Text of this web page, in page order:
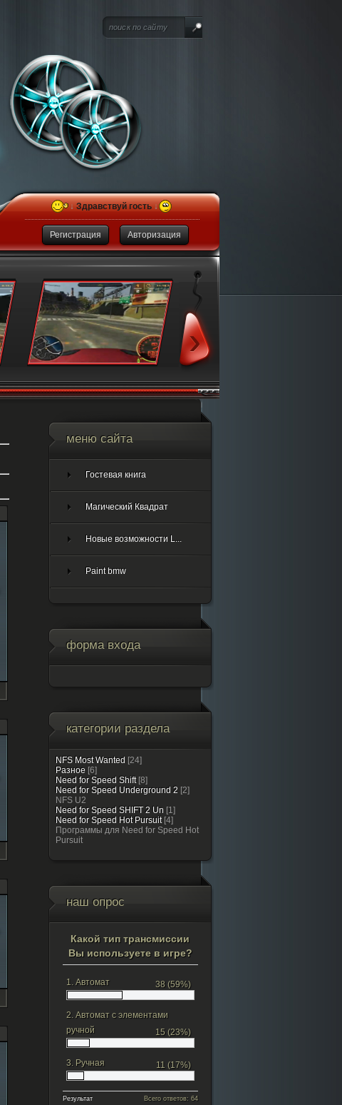
↓Здравствуй гость↓
Регистрация Авторизация
меню сайта
Гостевая книга
Магический Квадрат
Новые возможности L...
Paint bmw
форма входа
категории раздела
NFS Most Wanted [24]
Разное [6]
Need for Speed Shift [8]
Need for Speed Underground 2 [2]
NFS U2
Need for Speed SHIFT 2 Un [1]
Need for Speed Hot Pursuit [4]
Программы для Need for Speed Hot
Pursuit
наш опрос
Какой тип трансмиссии
Вы используете в игре?
1. Автомат 38 (59%)
2. Автомат с элементами
ручной
15 (23%)
3. Ручная 11 (17%)
Результат Всего ответов: 64